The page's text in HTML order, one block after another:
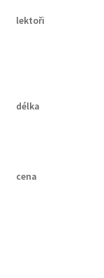
lektoři
délka
cena